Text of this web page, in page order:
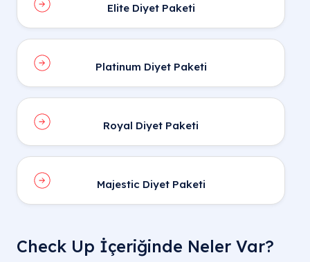
Elite Diyet Paketi
Platinum Diyet Paketi
Royal Diyet Paketi
Majestic Diyet Paketi
Check Up İçeriğinde Neler Var?